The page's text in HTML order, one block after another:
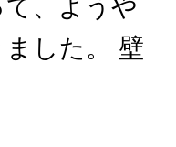
、ようや
した。 壁